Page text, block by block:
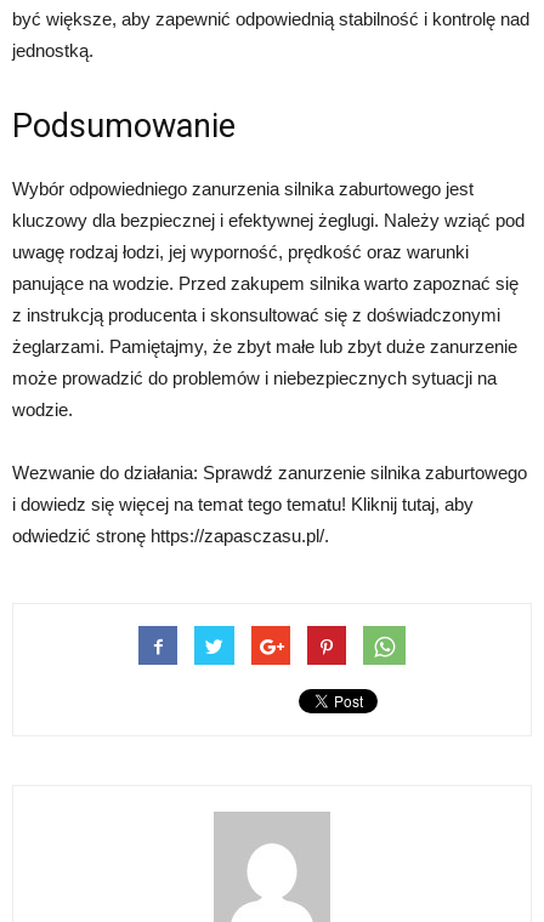
być większe, aby zapewnić odpowiednią stabilność i kontrolę nad
jednostką.
Podsumowanie
Wybór odpowiedniego zanurzenia silnika zaburtowego jest
kluczowy dla bezpiecznej i efektywnej żeglugi. Należy wziąć pod
uwagę rodzaj łodzi, jej wyporność, prędkość oraz warunki
panujące na wodzie. Przed zakupem silnika warto zapoznać się
z instrukcją producenta i skonsultować się z doświadczonymi
żeglarzami. Pamiętajmy, że zbyt małe lub zbyt duże zanurzenie
może prowadzić do problemów i niebezpiecznych sytuacji na
wodzie.
Wezwanie do działania: Sprawdź zanurzenie silnika zaburtowego
i dowiedz się więcej na temat tego tematu! Kliknij tutaj, aby
odwiedzić stronę https://zapasczasu.pl/.